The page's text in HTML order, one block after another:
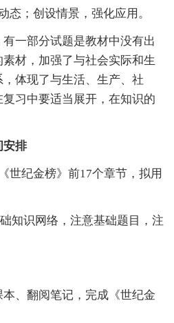
态；创设情景，强化应用。
一部分试题是教材中没有出
材，加强了与社会实际和生
体现了与生活、生产、社
习中要适当展开，在知识的
安排
世纪金榜》前17个章节，拟用
知识网络，注意基础题目，注
、翻阅笔记，完成《世纪金